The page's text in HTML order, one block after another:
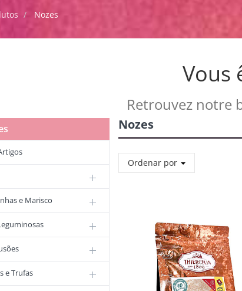
Nozes
Vous
Retrouvez notre
e Marisco
e Trufas
Nozes
Ordenar por